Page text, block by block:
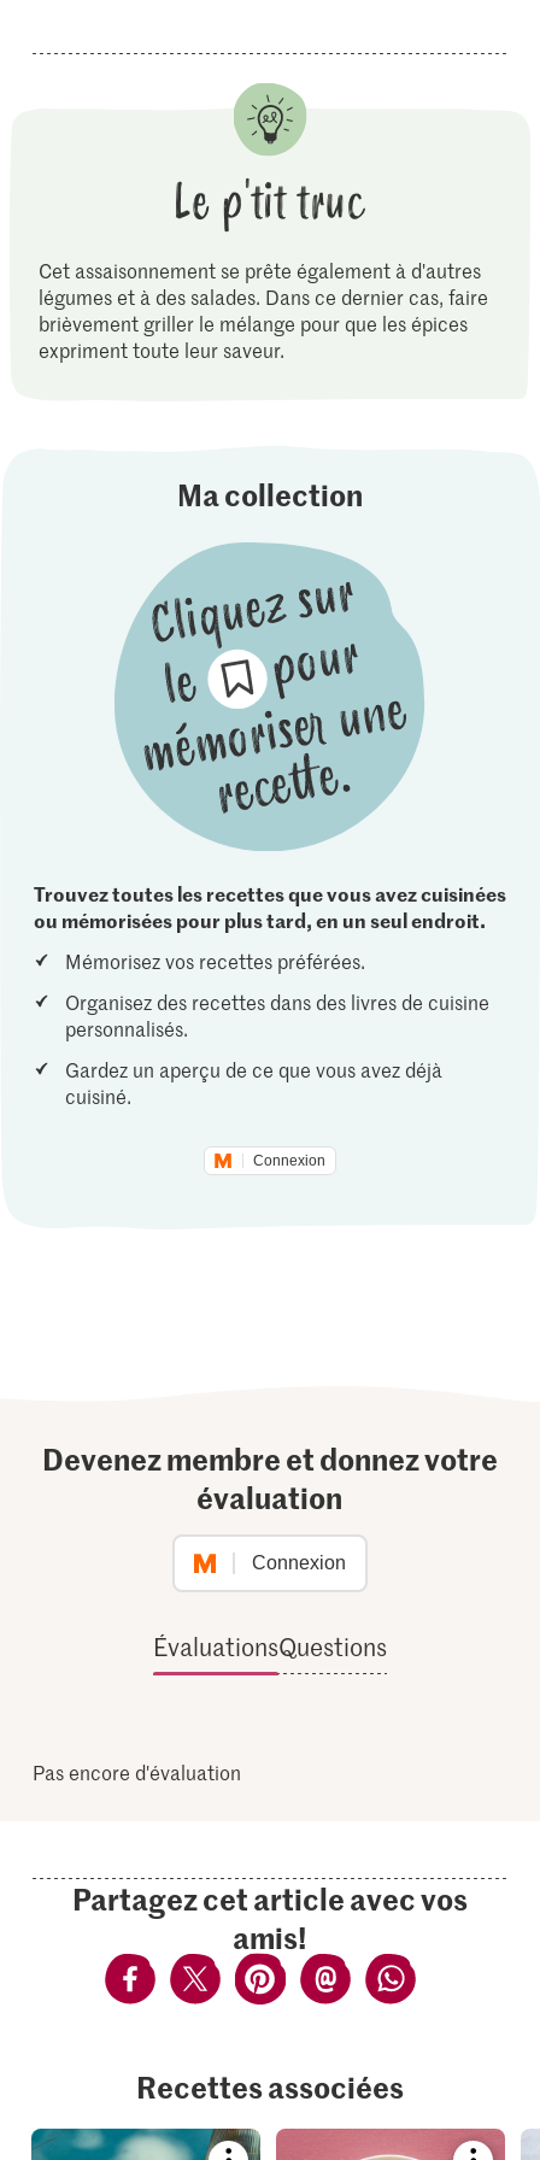
Le p'tit truc
Cet assaisonnement se prête également à d'autres
légumes et à des salades. Dans ce dernier cas, faire
brièvement griller le mélange pour que les épices
expriment toute leur saveur.
Ma collection
Trouvez toutes les recettes que vous avez cuisinées
ou mémorisées pour plus tard, en un seul endroit.
Mémorisez vos recettes préférées.
Organisez des recettes dans des livres de cuisine
personnalisés.
Gardez un aperçu de ce que vous avez déjà
cuisiné.
Connexion
Devenez membre et donnez votre
évaluation
Connexion
ÉvaluationsQuestions
Pas encore d'évaluation
Partagez cet article avec vos
amis!
Recettes associées